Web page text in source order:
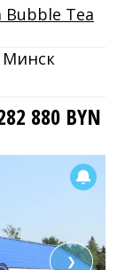
Bubble Tea
Минск
880 BYN
❯